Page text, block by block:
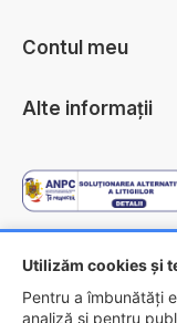
Utilizăm cookies și
Pentru a îmbunătăți
analiză și pentru
Contul meu
Alte informații
Copyright ©2026